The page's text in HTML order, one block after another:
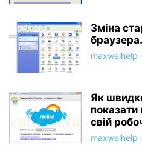
Зміна
браузера.
maxwelhelp
Як
показати
свій
maxwelhelp